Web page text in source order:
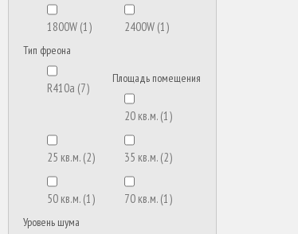
1800W(1) 2400W(1)
Тип фреона
R410a (7)
Площадь помещения
20 кв.м.(1)
25 кв.м.(2) 35 кв.м.(2)
50 кв.м.(1) 70 кв.м.(1)
Уровень шума